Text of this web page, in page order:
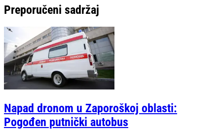
Preporučeni sadržaj
Napad dronom u Zaporoškoj oblasti:
Pogođen putnički autobus